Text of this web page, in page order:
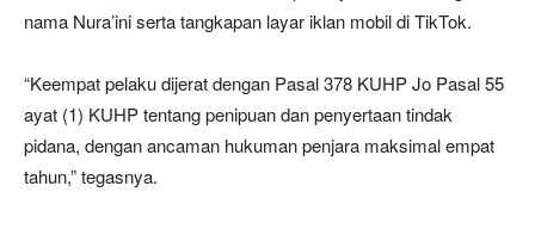
nama Nura’ini serta tangkapan layar iklan mobil di TikTok.
“Keempat pelaku dijerat dengan Pasal 378 KUHP Jo Pasal 55
ayat (1) KUHP tentang penipuan dan penyertaan tindak
pidana, dengan ancaman hukuman penjara maksimal empat
tahun,” tegasnya.